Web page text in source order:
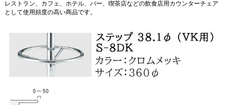
レストラン、カフェ、ホテル、バー、喫茶店などの飲食店用カウンターチェア
として使用頻度の高い商品です。